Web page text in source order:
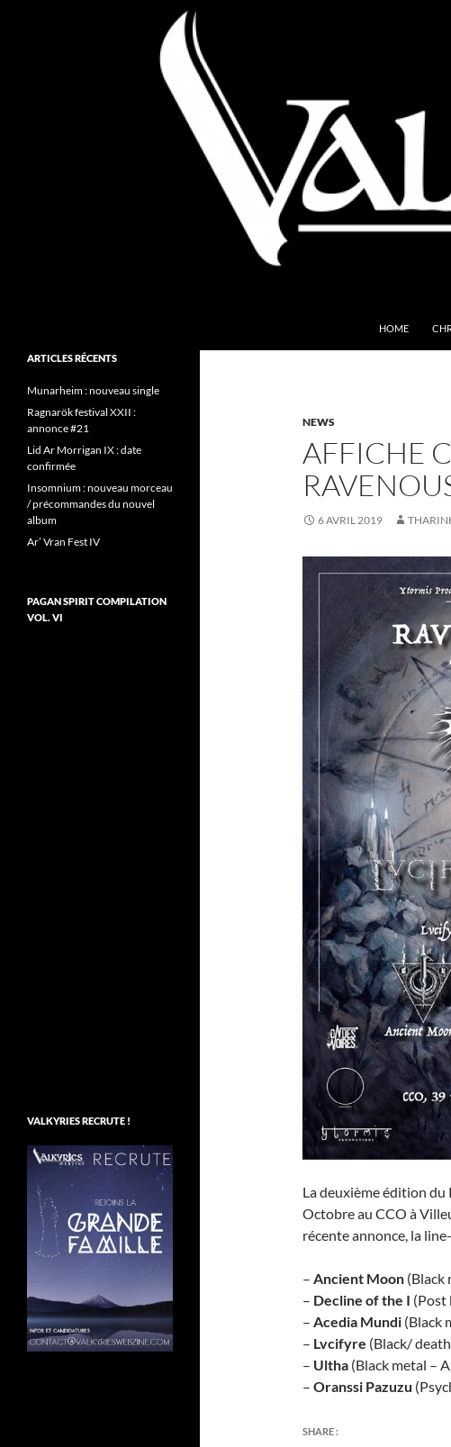
HOME
NEWS
AFFICHE
6 AVRIL 2019
La deuxième édition du
Octobre au CCO à
récente annonce, la
– Ancient Moon (Black
– Decline of the I (Post
– Acedia Mundi (Black
– Lvcifyre (Black/
– Ultha (Black metal –
– Oranssi Pazuzu
SHARE :
Folk Pagan Webzine
ARTICLES RÉCENTS
Munarheim : nouveau single
Ragnarök festival XXII :
annonce #21
Lid Ar Morrigan IX : date
confirmée
Insomnium : nouveau morceau
/ précommandes du nouvel
album
Ar’ Vran Fest IV
PAGAN SPIRIT COMPILATION
VOL. VI
VALKYRIES RECRUTE !